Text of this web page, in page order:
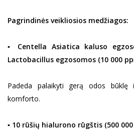
Pagrindinės veikliosios medžiagos:
▪ Centella Asiatica kaluso
Lactobacillus egzosomos (10 000
Padeda palaikyti gerą odos būklę
komforto.
▪ 10 rūšių hialurono rūgštis (500